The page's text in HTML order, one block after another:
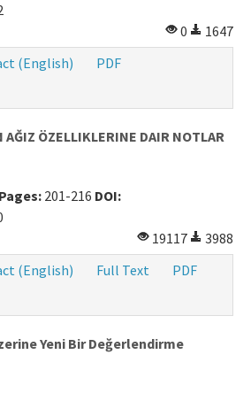
0
1647
(English)
PDF
AĞIZ ÖZELLIKLERINE DAIR NOTLAR
Pages: 201-216 DOI:
19117
3988
(English) Full Text
PDF
Yeni Bir Değerlendirme